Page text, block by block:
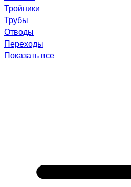
Тройники
Трубы
Отводы
Переходы
Показать все